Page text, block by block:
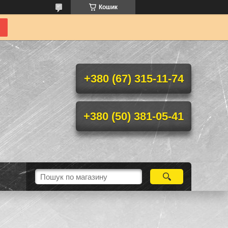
Кошик
+380 (67) 315-11-74
+380 (50) 381-05-41